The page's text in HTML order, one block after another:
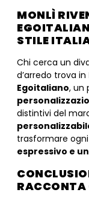
MONLÌ
STILE
Chi cerca un
d’arredo trova in
Egoitaliano, un
distintivi del
trasformare
espressivo e
RACCONTA